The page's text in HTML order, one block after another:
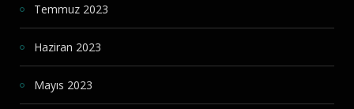
Temmuz 2023
Haziran 2023
Mayıs 2023